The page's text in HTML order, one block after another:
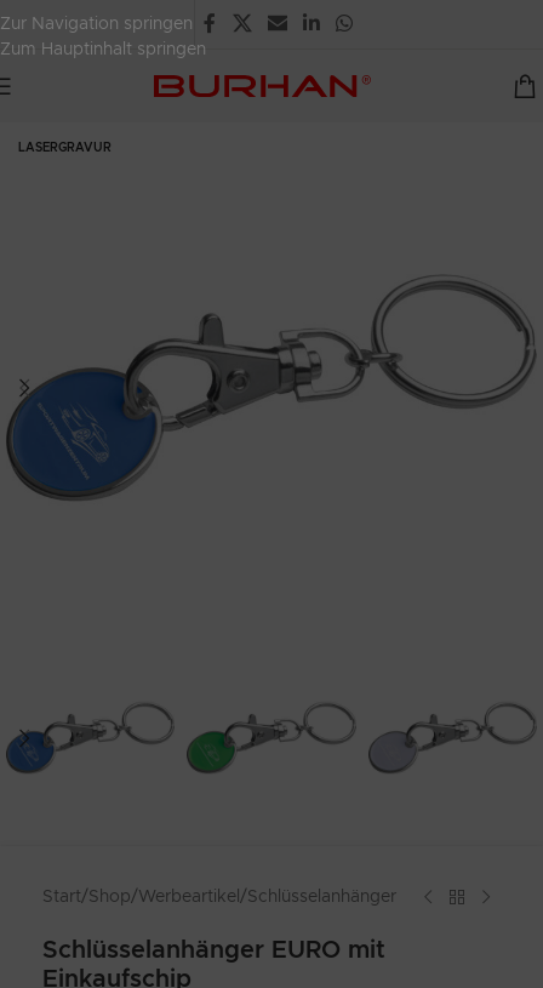
Zur Navigation springen
Zum Hauptinhalt springen
LASERGRAVUR
Start/Shop/Werbeartikel /Schlüsselanhänger
Schlüsselanhänger EURO mit
Einkaufschip